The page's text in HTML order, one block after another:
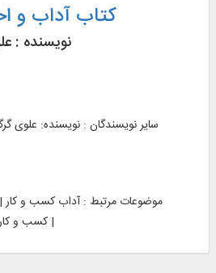
کتاب آداب و
نویسنده :
سایر نویسندگان : نویسنده: علوی
موضوعات مرتبط :آداب کسب و کار
کسب و کار - جنبه های مذهبی - اسلام |